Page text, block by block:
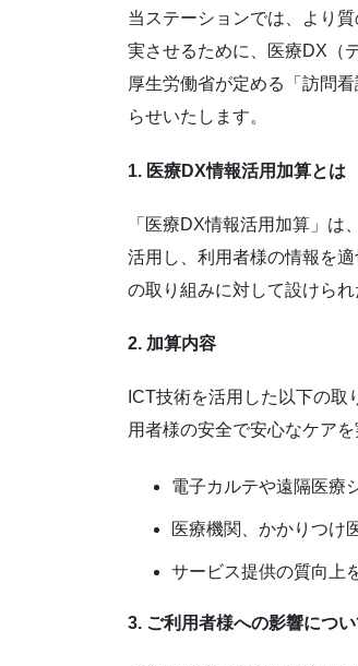
当ステーションでは、より
実させるために、医療DX（
厚生労働省が定める「訪問
らせいたします。
1. 医療DX情報活用加算とは
「医療DX情報活用加算」
活用し、利用者様の情報を
の取り組みに対して設けられ
2. 加算内容
ICT技術を活用した以下の
用者様の安全で安心なケアを
電子カルテや遠隔医療
医療機関、かかりつけ
サービス提供の質向上
3. ご利用者様への影響につい